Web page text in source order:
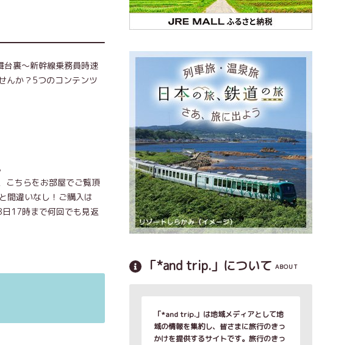
裏～新幹線乗務員時速
んか？5つのコンテンツ
こちらをお部屋でご覧頂
間違いなし！ご購入は
17時まで何回でも見返
「*and trip.」について ABOUT
「*and trip.」は地域メディアとして地
域の情報を集約し、皆さまに旅行のきっ
かけを提供するサイトです。旅行のきっ